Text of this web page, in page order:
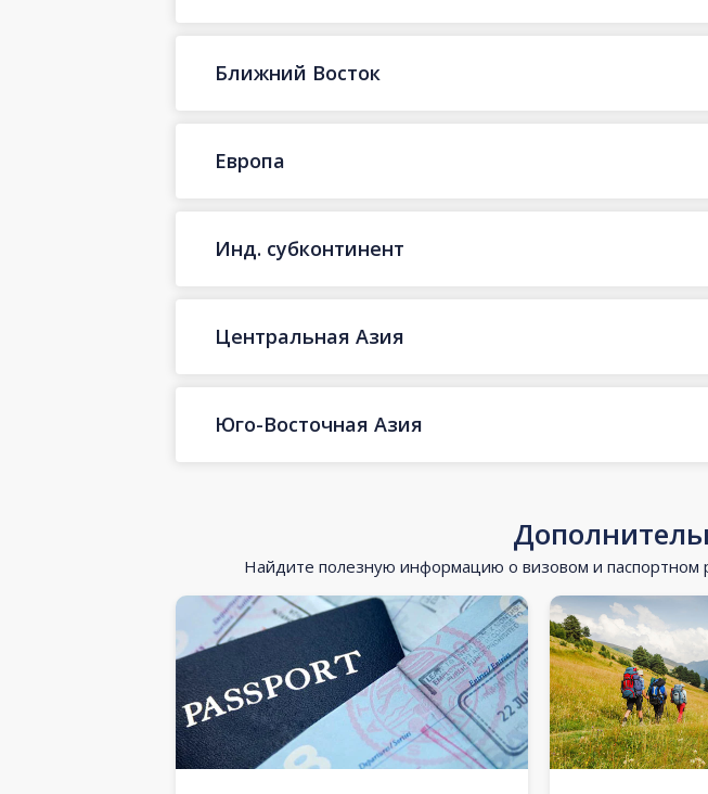
Ближний Восток
Европа
Инд. субконтинент
Центральная Азия
Юго-Восточная Азия
Найдите полезную информацию о визовом и паспортном